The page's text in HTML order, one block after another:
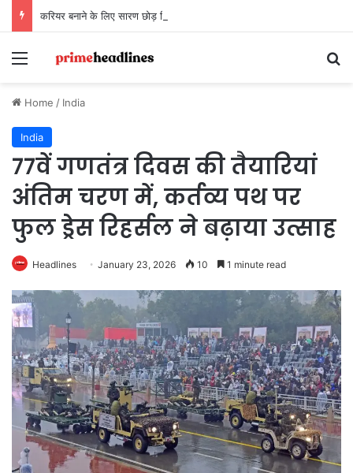
करियर बनाने के लिए सारण छोड़ दिया था… अब सारण बनाने के लिए लौट रहे हैं
Menu
Home / India
India
77वें गणतंत्र दिवस की तैयारियां
अंतिम चरण में, कर्तव्य पथ पर
फुल ड्रेस रिहर्सल ने बढ़ाया उत्साह
Headlines January 23, 2026 10 1 minute read